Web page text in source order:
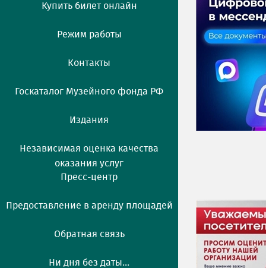
Купить билет онлайн
Режим работы
Контакты
Госкаталог Музейного фонда РФ
Издания
Независимая оценка качества
оказания услуг
Пресс-центр
Предоставление в аренду площадей
Обратная связь
Ни дня без даты...